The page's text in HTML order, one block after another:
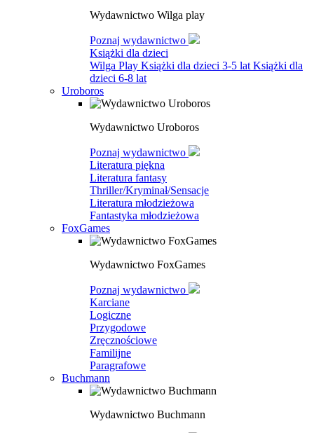
Wydawnictwo Wilga play
Poznaj wydawnictwo
Książki dla dzieci
Wilga Play Książki dla dzieci 3-5 lat Książki dla
dzieci 6-8 lat
Uroboros
Wydawnictwo Uroboros
Poznaj wydawnictwo
Literatura piękna
Literatura fantasy
Thriller/Kryminał/Sensacje
Literatura młodzieżowa
Fantastyka młodzieżowa
FoxGames
Wydawnictwo FoxGames
Poznaj wydawnictwo
Karciane
Logiczne
Przygodowe
Zręcznościowe
Familijne
Paragrafowe
Buchmann
Wydawnictwo Buchmann